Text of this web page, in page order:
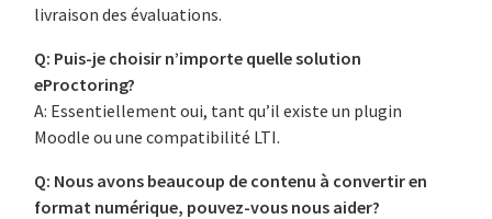
livraison des évaluations.
Q: Puis-je choisir n’importe quelle solution
eProctoring?
A: Essentiellement oui, tant qu’il existe un plugin
Moodle ou une compatibilité LTI.
Q: Nous avons beaucoup de contenu à convertir en
format numérique, pouvez-vous nous aider?